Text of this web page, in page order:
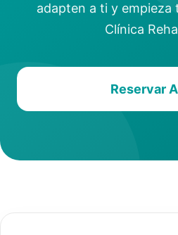
adapten a ti y
Clínica
Reservar